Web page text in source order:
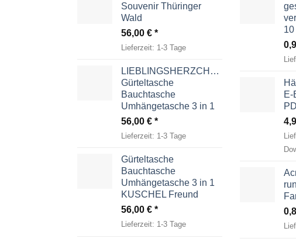
Souvenir Thüringer
Wald
56,00 €
Lieferzeit: 1-3 Tage
LIEBLINGSHERZCHEN
Gürteltasche
Bauchtasche
Umhängetasche 3 in 1
56,00 €
Lieferzeit: 1-3 Tage
Gürteltasche
Bauchtasche
Umhängetasche 3 in 1
KUSCHEL Freund
56,00 €
Lieferzeit: 1-3 Tage
10
E-